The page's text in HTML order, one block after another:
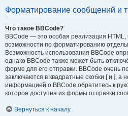
Форматирование сообщений и
Что такое BBCode?
BBCode — это особая реализация
возможности по форматированию
Возможность использования BBCode
однако BBCode также может быть
форме для его отправки. BBCode очень
заключаются в квадратные скобки [ и ], а
информацией о BBCode обратитесь к
которое доступна из формы отправки
Вернуться к началу